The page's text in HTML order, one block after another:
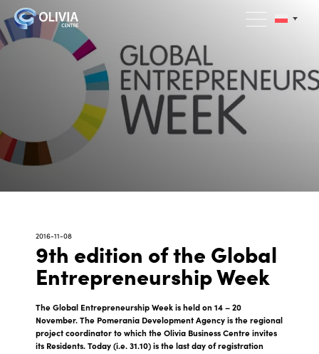
2016-11-08
9th edition of the Global
Entrepreneurship Week
The Global Entrepreneurship Week is held on 14 – 20
November. The Pomerania Development Agency is the regional
project coordinator to which the Olivia Business Centre invites
its Residents. Today (i.e. 31.10) is the last day of registration